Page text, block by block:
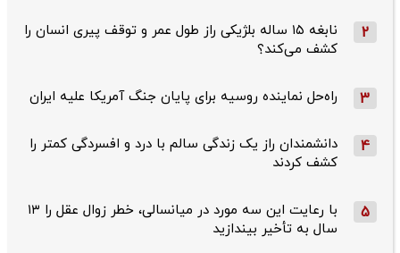
2
نابغه ۱۵ ساله بلژیکی راز طول عمر و توقف پیری انسان را
کشف می‌کند؟
3 راه‌حل نماینده روسیه برای پایان جنگ آمریکا علیه ایران
4
دانشمندان راز یک زندگی سالم با درد و افسردگی کمتر را
کشف کردند
5
با رعایت این سه مورد در میانسالی، خطر زوال عقل را ۱۳
سال به تأخیر بیندازید